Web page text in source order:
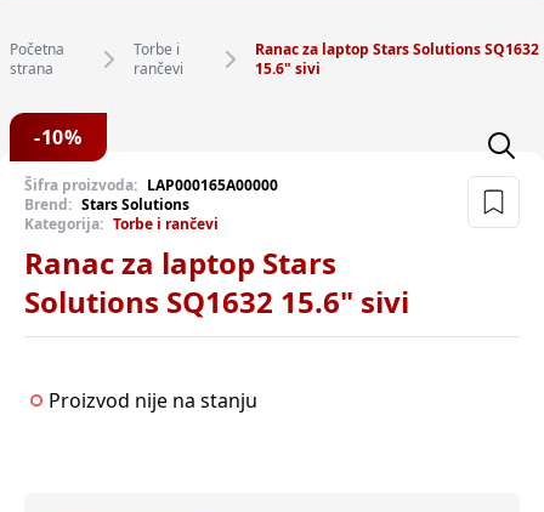
Početna
strana
Torbe i
rančevi
Ranac za laptop Stars Solutions SQ1632
15.6" sivi
-10%
Šifra proizvoda: LAP000165A00000
Brend: Stars Solutions
Kategorija: Torbe i rančevi
Ranac za laptop Stars
Solutions SQ1632 15.6" sivi
Proizvod nije na stanju